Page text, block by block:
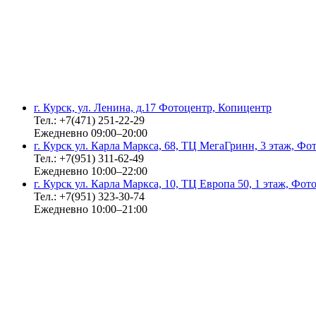
г. Курск, ул. Ленина, д.17 Фотоцентр, Копицентр
Тел.: +7(471) 251-22-29
Ежедневно 09:00–20:00
г. Курск ул. Карла Маркса, 68, ТЦ МегаГринн, 3 этаж,
Тел.: +7(951) 311-62-49
Ежедневно 10:00–22:00
г. Курск ул. Карла Маркса, 10, ТЦ Европа 50, 1 этаж,
Тел.: +7(951) 323-30-74
Ежедневно 10:00–21:00